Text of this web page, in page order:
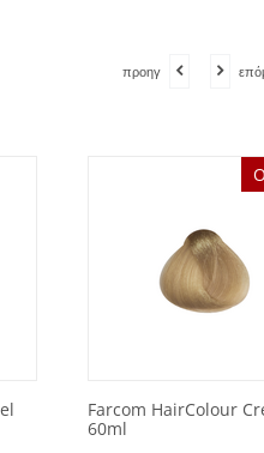
προηγ
Farcom HairColour
60ml